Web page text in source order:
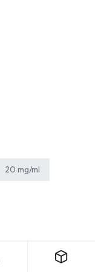
20 mg/ml